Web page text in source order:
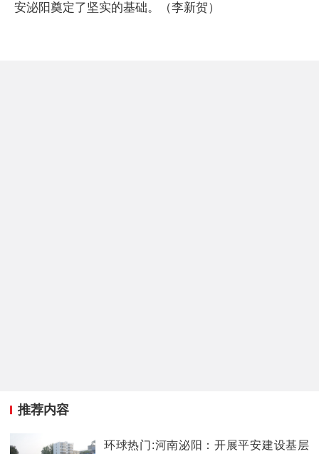
安泌阳奠定了坚实的基础。（李新贺）
推荐内容
环球热门:河南泌阳：开展平安建设基层